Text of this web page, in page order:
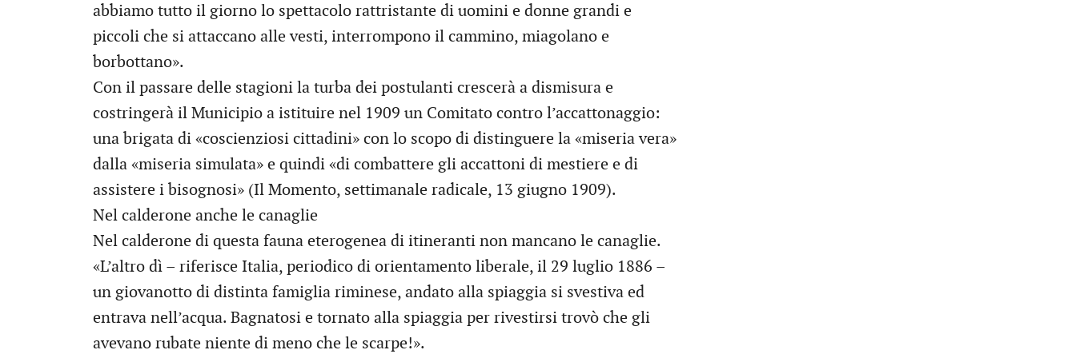
abbiamo tutto il giorno lo spettacolo rattristante di uomini e donne grandi e
piccoli che si attaccano alle vesti, interrompono il cammino, miagolano e
borbottano».
Con il passare delle stagioni la turba dei postulanti crescerà a dismisura e
costringerà il Municipio a istituire nel 1909 un Comitato contro l’accattonaggio:
una brigata di «coscienziosi cittadini» con lo scopo di distinguere la «miseria vera»
dalla «miseria simulata» e quindi «di combattere gli accattoni di mestiere e di
assistere i bisognosi» (Il Momento, settimanale radicale, 13 giugno 1909).
Nel calderone anche le canaglie
Nel calderone di questa fauna eterogenea di itineranti non mancano le canaglie.
«L’altro dì – riferisce Italia, periodico di orientamento liberale, il 29 luglio 1886 –
un giovanotto di distinta famiglia riminese, andato alla spiaggia si svestiva ed
entrava nell’acqua. Bagnatosi e tornato alla spiaggia per rivestirsi trovò che gli
avevano rubate niente di meno che le scarpe!».